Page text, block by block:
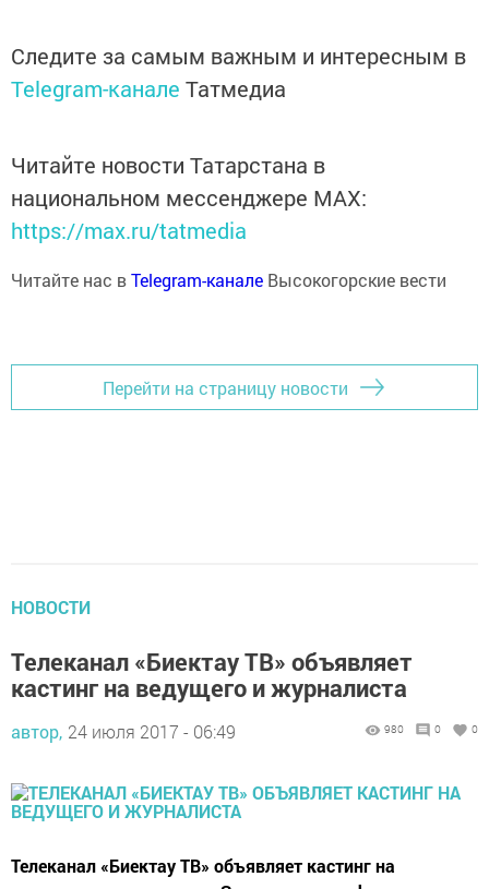
Следите за самым важным и интересным в
Telegram-канале Татмедиа
Читайте новости Татарстана в
национальном мессенджере MАХ:
https://max.ru/tatmedia
Читайте нас вTelegram-канале Высокогорские вести
Перейти на страницу новости
НОВОСТИ
Телеканал «Биектау ТВ» объявляет
кастинг на ведущего и журналиста
автор, 24 июля 2017 - 06:49 980 0 0
Телеканал «Биектау ТВ» объявляет кастинг на